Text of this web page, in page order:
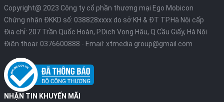
Khi nghe nhạc hay gọi điện, hình ảnh album và trạng thái cuộc gọi
cũng hiển thị trong lỗ khuyết, được mở rộng bằng hiệu ứng.
Copyright@ 2023 Công ty cổ phần thương mại Ego Mobicon
Chứng nhận ĐKKD số: 038828xxxx do sở KH & ĐT TP.Hà Nội cấp
Địa chỉ: 207 Trần Quốc Hoàn, P.Dịch Vọng Hậu, Q.Cầu Giấy, Hà Nội
Điện thoại: 0376600888 - Email: xtmedia.group@gmail.com
NHẬN TIN KHUYẾN MÃI